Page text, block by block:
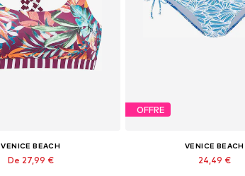
VENICE BEACH
De 27,99 €
OFFRE
VENICE BEACH
24,49 €